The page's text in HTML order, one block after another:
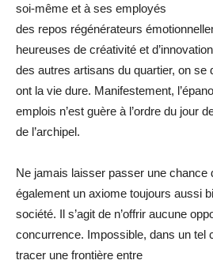
soi-même et à ses employés
des repos régénérateurs
heureuses de créativité et
des autres artisans du quartier, on se
ont la vie dure. Manifestement,
emplois n’est guère à l’ordre du jour
de l’archipel.
Ne jamais laisser passer une chance
également un axiome toujours aussi
société. Il s’agit de n’offrir aucune
concurrence. Impossible, dans un tel
tracer une frontière entre